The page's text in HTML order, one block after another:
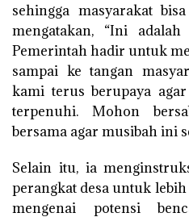
sehingga masyarakat
mengatakan, “Ini
Pemerintah hadir untuk
sampai ke tangan
kami terus berupaya
terpenuhi. Mohon
bersama agar musibah ini
Selain itu, ia
perangkat desa untuk
mengenai potensi